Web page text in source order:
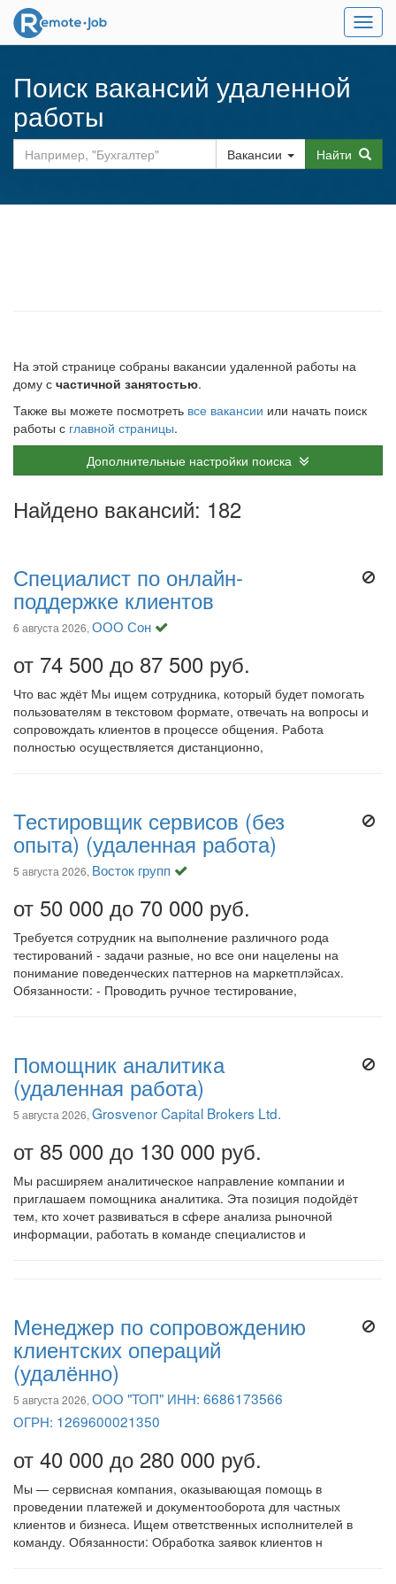
Меню
Поиск вакансий удаленной
работы
Вакансии Найти
На этой странице собраны вакансии удаленной работы на
дому с частичной занятостью.
Также вы можете посмотреть все вакансии или начать поиск
работы с главной страницы.
Дополнительные настройки поиска
Найдено вакансий: 182
Специалист по онлайн-
поддержке клиентов
6 августа 2026, ООО Сон
от 74 500 до 87 500 руб.
Что вас ждёт Мы ищем сотрудника, который будет помогать
пользователям в текстовом формате, отвечать на вопросы и
сопровождать клиентов в процессе общения. Работа
полностью осуществляется дистанционно,
Тестировщик сервисов (без
опыта) (удаленная работа)
5 августа 2026, Восток групп
от 50 000 до 70 000 руб.
Требуется сотрудник на выполнение различного рода
тестирований - задачи разные, но все они нацелены на
понимание поведенческих паттернов на маркетплэйсах.
Обязанности: - Проводить ручное тестирование,
Помощник аналитика
(удаленная работа)
5 августа 2026, Grosvenor Capital Brokers Ltd.
от 85 000 до 130 000 руб.
Мы расширяем аналитическое направление компании и
приглашаем помощника аналитика. Эта позиция подойдёт
тем, кто хочет развиваться в сфере анализа рыночной
информации, работать в команде специалистов и
Менеджер по сопровождению
клиентских операций
(удалённо)
5 августа 2026, ООО "ТОП" ИНН: 6686173566
ОГРН: 1269600021350
от 40 000 до 280 000 руб.
Мы — сервисная компания, оказывающая помощь в
проведении платежей и документооборота для частных
клиентов и бизнеса. Ищем ответственных исполнителей в
команду. Обязанности: Обработка заявок клиентов н